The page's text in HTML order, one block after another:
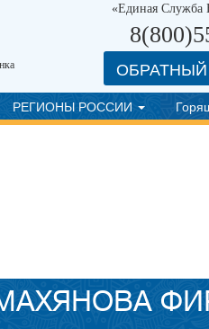
«Единая Служба
РЕГИОНЫ РОССИИ